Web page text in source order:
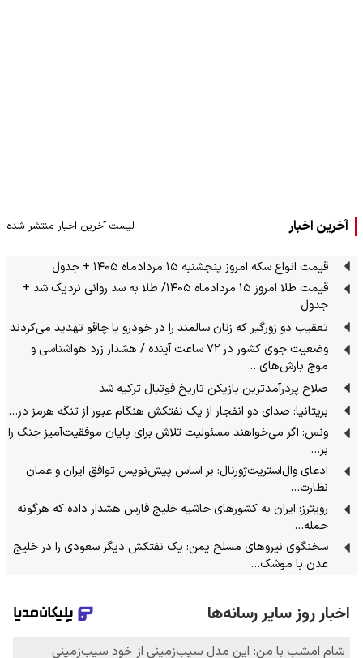
آخرین اخبار لیست آخرین اخبار منتشر شده
قیمت انواع سکه امروز پنجشنبه ۱۵ مردادماه ۱۴۰۵ + جدول
قیمت طلا امروز ۱۵ مردادماه ۱۴۰۵/ طلا به سد روانی نزدیک شد +
جدول
تعقیب دو زورگیر که زنان سالمند را در خودرو با چاقو تهدید می‌کردند
وضعیت جوی کشور در ۷۲ ساعت آینده / هشدار زرد هواشناسی و
موج بارش‌های…
صلاح پردرآمدترین بازیکن تاریخ فوتبال ترکیه شد
بریتانیا: صدای دو انفجار از یک نفتکش هنگام عبور از تنگه هرمز در…
ونس: اگر می‌خواهند مسئولیت تلاش برای پایان موفقیت‌آمیز جنگ را
بر…
ادعای وال‌استریت‌ژورنال: بر اساس پیش‌نویس توافق ایران و عمان
نظارت…
رویترز: ایران به کشورهای حاشیه خلیج فارس هشدار داده که هرگونه
حمله…
سخنگوی نیرو‌های مسلح یمن: یک نفتکش دیگر سعودی را در خلیج
عدن با موشک…